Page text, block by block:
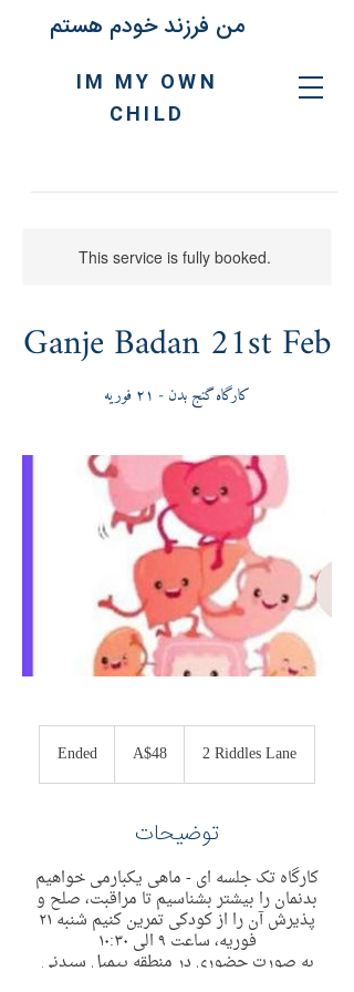
IM MY OWN
CHILD
من فرزند خودم هستم
This service is fully booked.
Ganje Badan 21st Feb
کارگاه گنج بدن - ٢١ فوریه
Ended
n
Australian
dollarsA$48 2 Riddles Lane
توضیحات
کارگاه تک جلسه ای - ماهی یکبارمی خواهیم
بدنمان را بیشتر بشناسیم تا مراقبت، صلح و
پذیرش آن را از کودکی تمرین کنیم شنبه ٢١
فوریه، ساعت ٩ الی ١٠:٣٠
به صورت حضوری در منطقه پیمبل سیدنی